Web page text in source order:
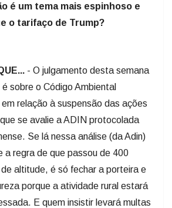
é um tema mais espinhoso e
o tarifaço de Trump?
- O julgamento desta semana
sobre o Código Ambiental
relação à suspensão das ações
se avalie a ADIN protocolada
Se lá nessa análise (da Adin)
a regra de que passou de 400
altitude, é só fechar a porteira e
porque a atividade rural estará
E quem insistir levará multas